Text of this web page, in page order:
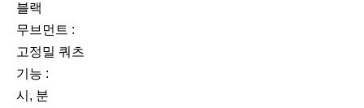
블랙
무브먼트 :
고정밀 쿼츠
기능 :
시, 분